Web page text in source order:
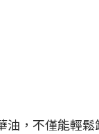
，不僅能輕